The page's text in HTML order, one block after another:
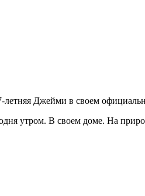
Джейми в своем
утром. В своем доме. На